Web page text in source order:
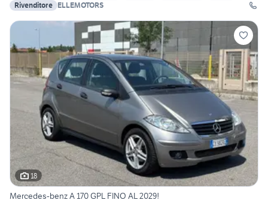
Rivenditore ELLEMOTORS
18
Mercedes-benz A 170 GPL FINO AL 2029!